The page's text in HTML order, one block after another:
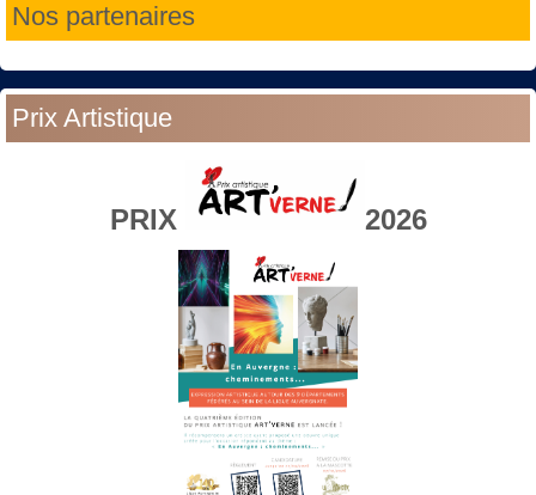
Nos partenaires
Prix Artistique
PRIX 2026
précédente
précédent
suivante
suivant